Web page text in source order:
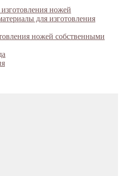
ножей
для изготовления
ножей собственными